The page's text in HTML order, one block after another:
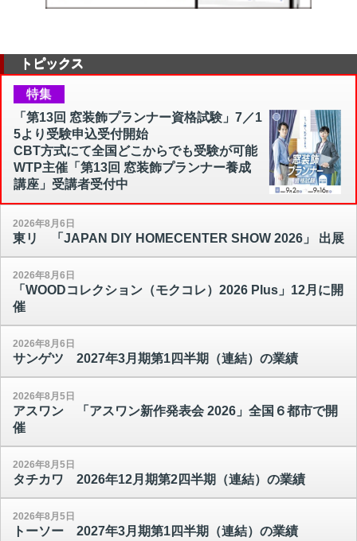
トピックス
特集
「第13回 窓装飾プランナー資格試験」7／1
5より受験申込受付開始
CBT方式にて全国どこからでも受験が可能
WTP主催「第13回 窓装飾プランナー養成
講座」受講者受付中
2026年8月6日
東リ 「JAPAN DIY HOMECENTER SHOW 2026」 出展
2026年8月6日
「WOODコレクション（モクコレ）2026 Plus」12月に開
催
2026年8月6日
サンゲツ 2027年3月期第1四半期（連結）の業績
2026年8月5日
アスワン 「アスワン新作発表会 2026」全国６都市で開
催
2026年8月5日
タチカワ 2026年12月期第2四半期（連結）の業績
2026年8月5日
トーソー 2027年3月期第1四半期（連結）の業績